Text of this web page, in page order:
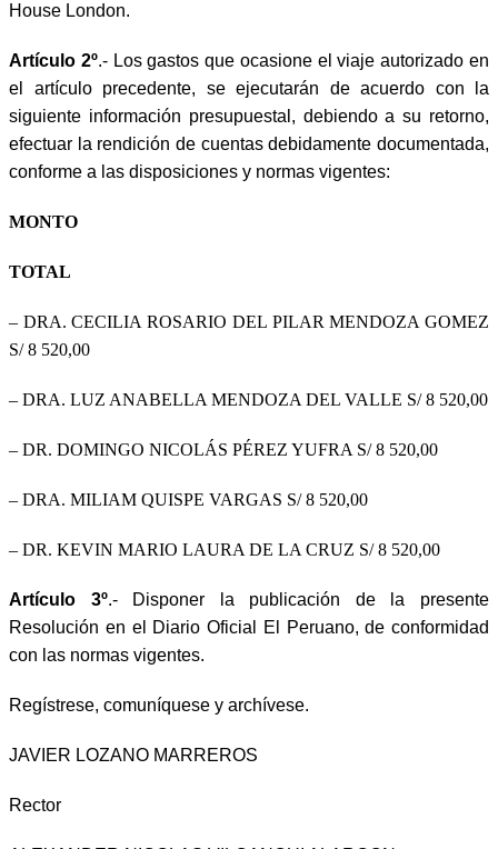
House London.
Artículo 2º.- Los gastos que ocasione el viaje autorizado en
el artículo precedente, se ejecutarán de acuerdo con la
siguiente información presupuestal, debiendo a su retorno,
efectuar la rendición de cuentas debidamente documentada,
conforme a las disposiciones y normas vigentes:
MONTO
TOTAL
– DRA. CECILIA ROSARIO DEL PILAR MENDOZA GOMEZ
S/ 8 520,00
– DRA. LUZ ANABELLA MENDOZA DEL VALLE S/ 8 520,00
– DR. DOMINGO NICOLÁS PÉREZ YUFRA S/ 8 520,00
– DRA. MILIAM QUISPE VARGAS S/ 8 520,00
– DR. KEVIN MARIO LAURA DE LA CRUZ S/ 8 520,00
Artículo 3º.- Disponer la publicación de la presente
Resolución en el Diario Oficial El Peruano, de conformidad
con las normas vigentes.
Regístrese, comuníquese y archívese.
JAVIER LOZANO MARREROS
Rector